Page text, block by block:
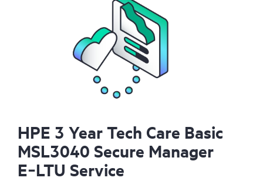
HPE 3 Year Tech Care Basic
MSL3040 Secure Manager
E‑LTU Service